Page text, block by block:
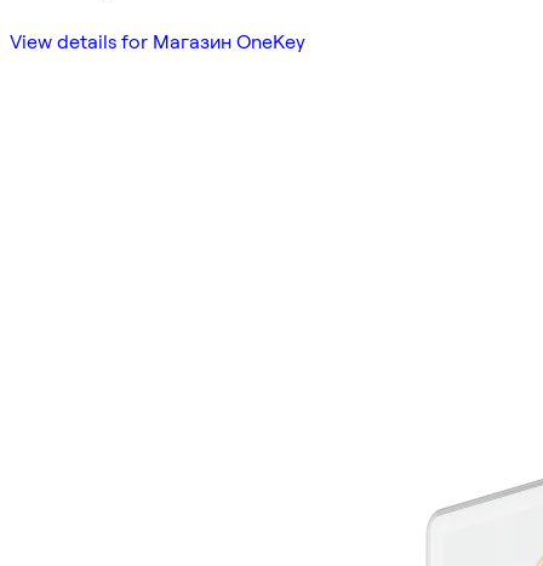
View details for Магазин OneKey